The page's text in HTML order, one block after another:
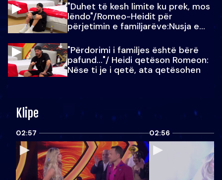
"Duhet të kesh limite ku prek, mos
lëndo"/Romeo-Heidit për
përjetimin e familjarëve:Nusja e
"Përdorimi i familjes është bërë
pafund…"/ Heidi qetëson Romeon:
Nëse ti je i qetë, ata qetësohen
Klipe
02:57 02:56